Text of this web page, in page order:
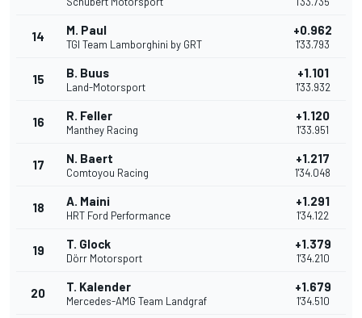
14 M. Paul
TGI Team Lamborghini by GRT
+0.962
1'33.793
15 B. Buus
Land-Motorsport
+1.101
1'33.932
16 R. Feller
Manthey Racing
+1.120
1'33.951
17 N. Baert
Comtoyou Racing
+1.217
1'34.048
18 A. Maini
HRT Ford Performance
+1.291
1'34.122
19 T. Glock
Dörr Motorsport
+1.379
1'34.210
20 T. Kalender
Mercedes-AMG Team Landgraf
+1.679
1'34.510